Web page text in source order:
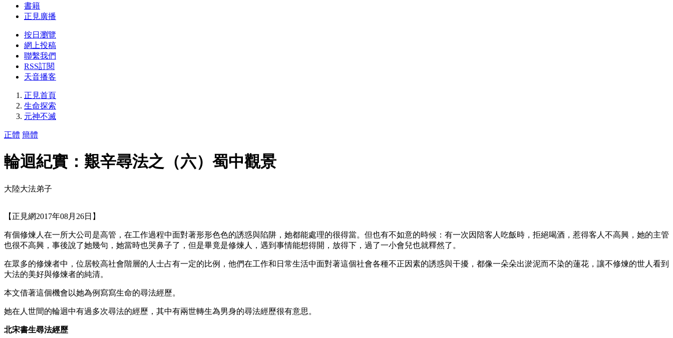
書籍
正見廣播
按日瀏覽
網上投稿
聯繫我們
RSS訂閱
天音播客
正見首頁
生命探索
元神不滅
正體 簡體
輪迴紀實：艱辛尋法之（六）蜀中觀景
大陸大法弟子
【正見網2017年08月26日】
有個修煉人在一所大公司是高管，在工作過程中面對著形形色色的誘惑與陷阱，她都能處理的很得當。但也有不如意的時候：有一次因陪客人吃飯時，拒絕喝酒，惹得客人不高興，她的主管
也很不高興，事後說了她幾句，她當時也哭鼻子了，但是畢竟是修煉人，遇到事情能想得開，放得下，過了一小會兒也就釋然了。
在眾多的修煉者中，位居較高社會階層的人士占有一定的比例，他們在工作和日常生活中面對著這個社會各種不正因素的誘惑與干擾，都像一朵朵出淤泥而不染的蓮花，讓不修煉的世人看到
大法的美好與修煉者的純清。
本文借著這個機會以她為例寫寫生命的尋法經歷。
她在人世間的輪迴中有過多次尋法的經歷，其中有兩世轉生為男身的尋法經歷很有意思。
北宋書生尋法經歷